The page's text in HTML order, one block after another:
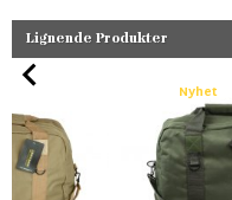
Lignende Produkter
Nyhet